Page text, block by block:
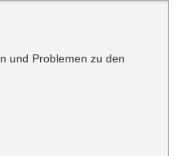
und Problemen zu den